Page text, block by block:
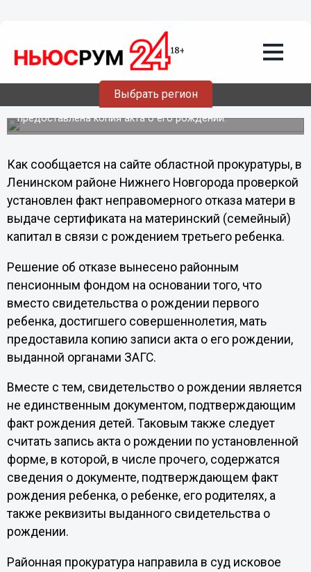
Выбрать регион
Нижегородская прокуратура защитила
право многодетной матери на
семейный капитал
Матери отказали в получении семейного капитала на
основании того, что вместо свидетельства о рождении
первого ребенка, достигшего совершеннолетия, была
предоставлена копия акта о его рождении.
Как сообщается на сайте областной прокуратуры, в
Ленинском районе Нижнего Новгорода проверкой
установлен факт неправомерного отказа матери в
выдаче сертификата на материнский (семейный)
капитал в связи с рождением третьего ребенка.
Решение об отказе вынесено районным
пенсионным фондом на основании того, что
вместо свидетельства о рождении первого
ребенка, достигшего совершеннолетия, мать
предоставила копию записи акта о его рождении,
выданной органами ЗАГС.
Вместе с тем, свидетельство о рождении является
не единственным документом, подтверждающим
факт рождения детей. Таковым также следует
считать запись акта о рождении по установленной
форме, в которой, в числе прочего, содержатся
сведения о документе, подтверждающем факт
рождения ребенка, о ребенке, его родителях, а
также реквизиты выданного свидетельства о
рождении.
Районная прокуратура направила в суд исковое